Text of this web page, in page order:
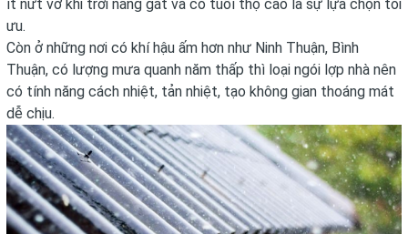
ít nứt vỡ khi trời nắng gắt và có tuổi thọ cao là sự lựa chọn tối
ưu.
Còn ở những nơi có khí hậu ấm hơn như Ninh Thuận, Bình
Thuận, có lượng mưa quanh năm thấp thì loại ngói lợp nhà nên
có tính năng cách nhiệt, tản nhiệt, tạo không gian thoáng mát
dễ chịu.